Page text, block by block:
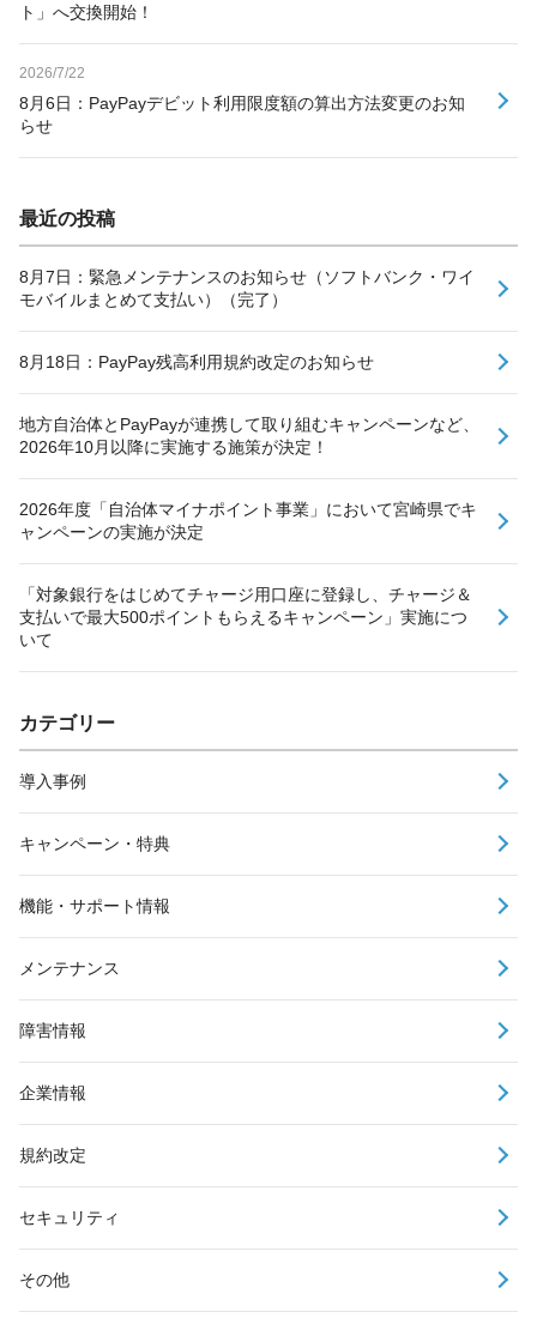
ト」へ交換開始！
2026/7/22
8月6日：PayPayデビット利用限度額の算出方法変更のお知
らせ
最近の投稿
8月7日：緊急メンテナンスのお知らせ（ソフトバンク・ワイ
モバイルまとめて支払い）（完了）
8月18日：PayPay残高利用規約改定のお知らせ
地方自治体とPayPayが連携して取り組むキャンペーンなど、
2026年10月以降に実施する施策が決定！
2026年度「自治体マイナポイント事業」において宮崎県でキ
ャンペーンの実施が決定
「対象銀行をはじめてチャージ用口座に登録し、チャージ＆
支払いで最大500ポイントもらえるキャンペーン」実施につ
いて
カテゴリー
導入事例
キャンペーン・特典
機能・サポート情報
メンテナンス
障害情報
企業情報
規約改定
セキュリティ
その他